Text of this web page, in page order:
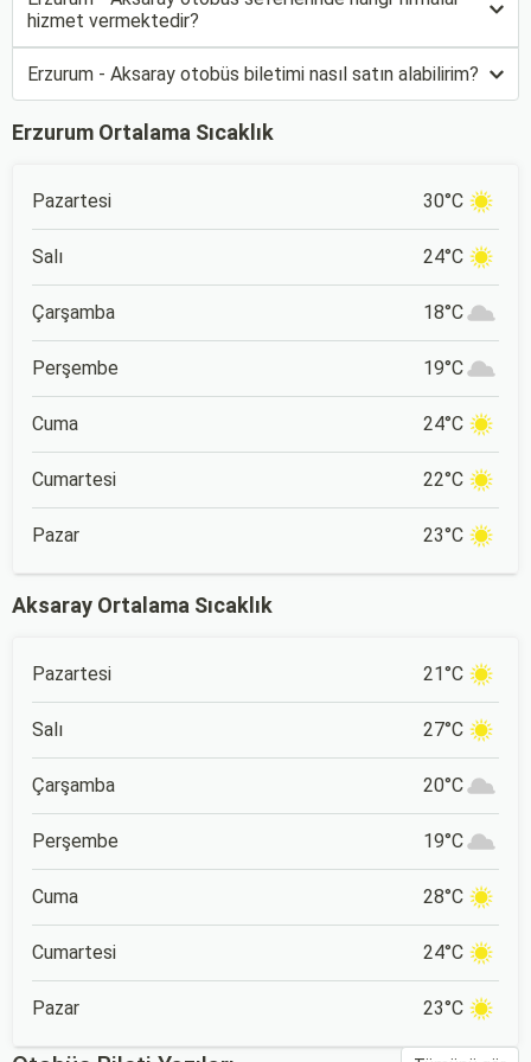
hizmet vermektedir?
Erzurum - Aksaray otobüs biletimi nasıl satın alabilirim?
Erzurum Ortalama Sıcaklık
Pazartesi 30°C
Salı 24°C
Çarşamba 18°C
Perşembe 19°C
Cuma 24°C
Cumartesi 22°C
Pazar 23°C
Aksaray Ortalama Sıcaklık
Pazartesi 21°C
Salı 27°C
Çarşamba 20°C
Perşembe 19°C
Cuma 28°C
Cumartesi 24°C
Pazar 23°C